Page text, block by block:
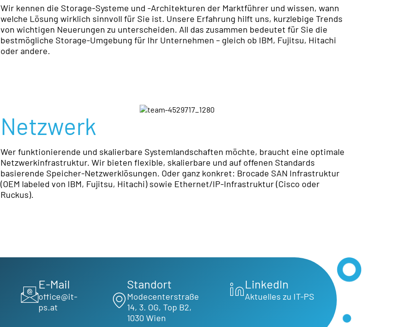
Wir kennen die Storage-Systeme und -Architekturen der Marktführer und wissen, wann
welche Lösung wirklich sinnvoll für Sie ist. Unsere Erfahrung hilft uns, kurzlebige Trends
von wichtigen Neuerungen zu unterscheiden. All das zusammen bedeutet für Sie die
bestmögliche Storage-Umgebung für Ihr Unternehmen – gleich ob IBM, Fujitsu, Hitachi
oder andere.
Netzwerk
Wer funktionierende und skalierbare Systemlandschaften möchte, braucht eine optimale
Netzwerkinfrastruktur. Wir bieten flexible, skalierbare und auf offenen Standards
basierende Speicher-Netzwerklösungen. Oder ganz konkret: Brocade SAN Infrastruktur
(OEM labeled von IBM, Fujitsu, Hitachi) sowie Ethernet/IP-Infrastruktur (Cisco oder
Ruckus).
E-Mail
office@it-
ps.at
Standort
Modecenterstraße
14, 3. OG, Top B2,
1030 Wien
LinkedIn
Aktuelles zu IT-PS